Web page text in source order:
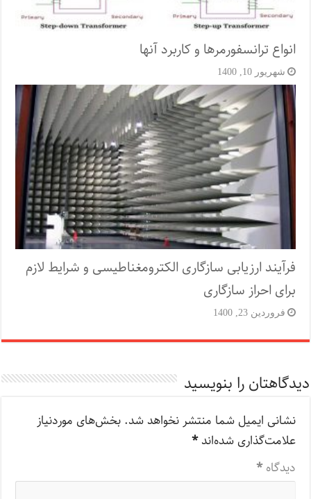
انواع ترانسفورمرها و کاربرد آنها
شهریور 10, 1400
فرآیند ارزیابی سازگاری الکترومغناطیسی و شرایط لازم
برای احراز سازگاری
فروردین 23, 1400
دیدگاهتان را بنویسید
نشانی ایمیل شما منتشر نخواهد شد. بخش‌های موردنیاز
علامت‌گذاری شده‌اند*
دیدگاه*